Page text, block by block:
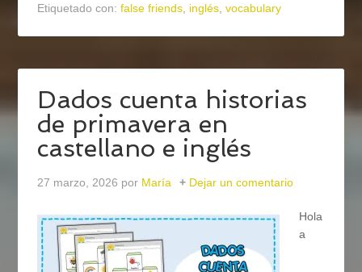
Etiquetado con:false friends, inglés,vocabulary
Dados cuenta historias
de primavera en
castellano e inglés
27 marzo, 2026 por María Dejar un comentario
Hola
a